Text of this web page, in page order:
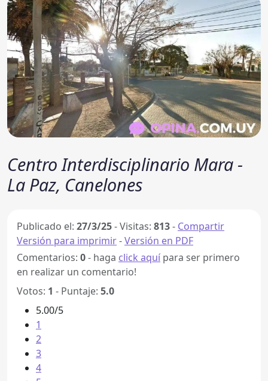
Centro Interdisciplinario Mara -
La Paz, Canelones
Publicado el: 27/3/25-Visitas: 813- Compartir
Versión para imprimir-Versión en PDF
Comentarios: 0- haga click aquí para ser primero
en realizar un comentario!
Votos: 1 - Puntaje: 5.0
5.00/5
1
2
3
4